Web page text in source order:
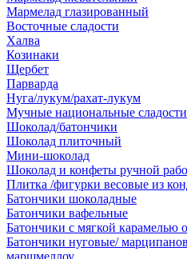
Мармелад глазированный
Восточные сладости
Халва
Козинаки
Щербет
Парварда
Нуга/лукум/рахат-лукум
Мучные национальные сладости
Шоколад/батончики
Шоколад плиточный
Мини-шоколад
Шоколад и конфеты ручной
Плитка /фигурки весовые из
Батончики шоколадные
Батончики вафельные
Батончики с мягкой карамелью
Батончики нуговые/
маршмеллоу